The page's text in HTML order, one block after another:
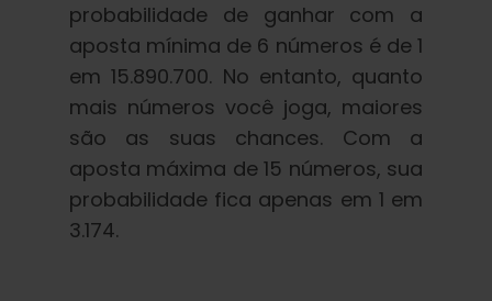
probabilidade de ganhar com a
aposta mínima de 6 números é de 1
em 15.890.700. No entanto, quanto
mais números você joga, maiores
são as suas chances. Com a
aposta máxima de 15 números, sua
probabilidade fica apenas em 1 em
3.174.